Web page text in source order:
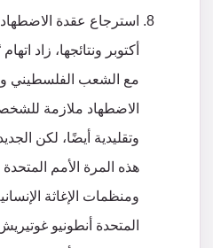
أكتوبر ونتائجها، زاد
مع الشعب الفلسطيني
الاضطهاد ملازمة
وتقليدية أيضًا، لكن
هذه المرة الأمم
ومنظمات الإغاثة
المتحدة أنطونيو